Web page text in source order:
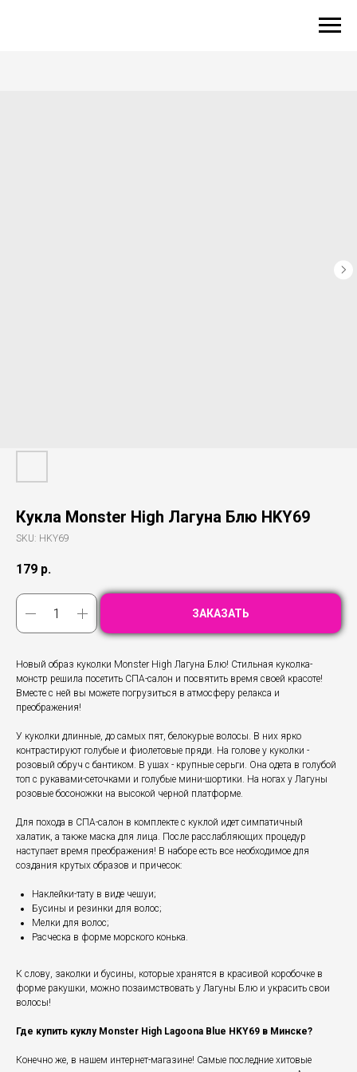
Кукла Monster High Лагуна Блю HKY69
SKU: HKY69
179 р.
ЗАКАЗАТЬ
Новый образ куколки Monster High Лагуна Блю! Стильная куколка-
монстр решила посетить СПА-салон и посвятить время своей красоте!
Вместе с ней вы можете погрузиться в атмосферу релакса и
преображения!
У куколки длинные, до самых пят, белокурые волосы. В них ярко
контрастируют голубые и фиолетовые пряди. На голове у куколки -
розовый обруч с бантиком. В ушах - крупные серьги. Она одета в голубой
топ с рукавами-сеточками и голубые мини-шортики. На ногах у Лагуны
розовые босоножки на высокой черной платформе.
Для похода в СПА-салон в комплекте с куклой идет симпатичный
халатик, а также маска для лица. После расслабляющих процедур
наступает время преображения! В наборе есть все необходимое для
создания крутых образов и причесок:
Наклейки-тату в виде чешуи;
Бусины и резинки для волос;
Мелки для волос;
Расческа в форме морского конька.
К слову, заколки и бусины, которые хранятся в красивой коробочке в
форме ракушки, можно позаимствовать у Лагуны Блю и украсить свои
волосы!
Где купить куклу Monster High Lagoona Blue HKY69 в Минске?
Конечно же, в нашем интернет-магазине! Самые последние хитовые